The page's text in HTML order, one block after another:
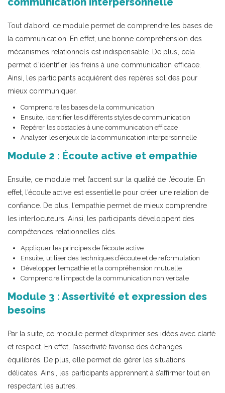
Tout d’abord, ce module permet de comprendre les bases de
la communication. En effet, une bonne compréhension des
mécanismes relationnels est indispensable. De plus, cela
permet d’identifier les freins à une communication efficace.
Ainsi, les participants acquièrent des repères solides pour
mieux communiquer.
Comprendre les bases de la communication
Ensuite, identifier les différents styles de communication
Repérer les obstacles à une communication efficace
Analyser les enjeux de la communication interpersonnelle
Module 2 : Écoute active et empathie
Ensuite, ce module met l’accent sur la qualité de l’écoute. En
effet, l’écoute active est essentielle pour créer une relation de
confiance. De plus, l’empathie permet de mieux comprendre
les interlocuteurs. Ainsi, les participants développent des
compétences relationnelles clés.
Appliquer les principes de l’écoute active
Ensuite, utiliser des techniques d’écoute et de reformulation
Développer l’empathie et la compréhension mutuelle
Comprendre l’impact de la communication non verbale
Module 3 : Assertivité et expression des
besoins
Par la suite, ce module permet d’exprimer ses idées avec clarté
et respect. En effet, l’assertivité favorise des échanges
équilibrés. De plus, elle permet de gérer les situations
délicates. Ainsi, les participants apprennent à s’affirmer tout en
respectant les autres.